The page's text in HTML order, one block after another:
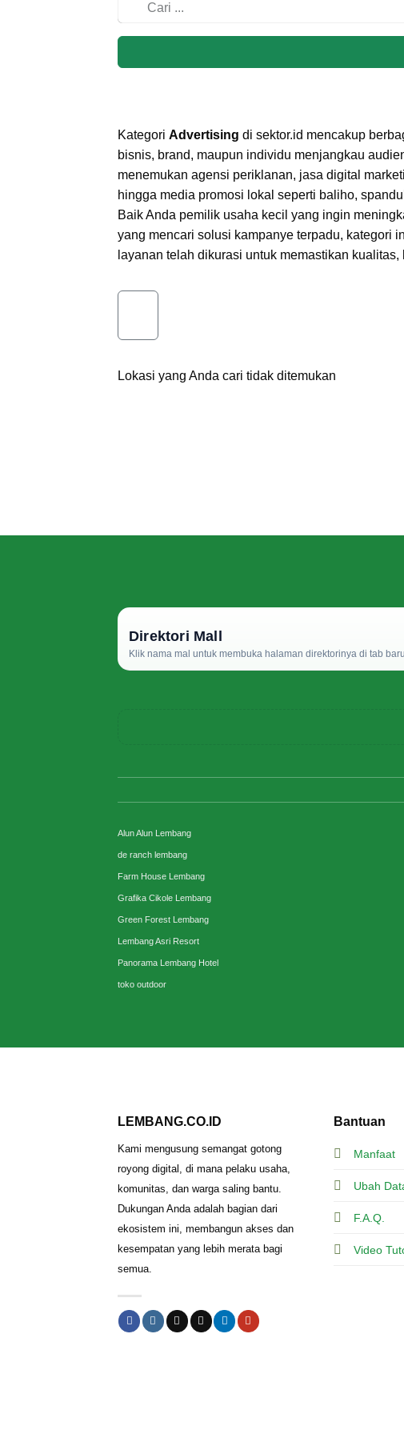
Kategori Advertising di sektor.id mencakup
bisnis, brand, maupun individu menjangkau
menemukan agensi periklanan, jasa digital
hingga media promosi lokal seperti baliho,
Baik Anda pemilik usaha kecil yang ingin
yang mencari solusi kampanye terpadu, kategori
layanan telah dikurasi untuk memastikan
Lokasi yang Anda cari tidak ditemukan
Direktori Mall
Klik nama mal untuk membuka halaman direktorinya di tab
Alun Alun Lembang
de ranch lembang
Farm House Lembang
Grafika Cikole Lembang
Green Forest Lembang
Lembang Asri Resort
Panorama Lembang Hotel
toko outdoor
LEMBANG.CO.ID
Kami mengusung semangat gotong
royong digital, di mana pelaku usaha,
komunitas, dan warga saling bantu.
Dukungan Anda adalah bagian dari
ekosistem ini, membangun akses dan
kesempatan yang lebih merata bagi
semua.
Bantuan
Manfaat
Ubah
F.A.Q.
Video